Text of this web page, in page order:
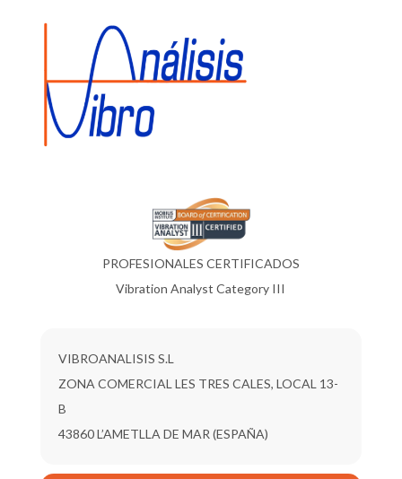
PROFESIONALES CERTIFICADOS
Vibration Analyst Category III
VIBROANALISIS S.L
ZONA COMERCIAL LES TRES CALES, LOCAL 13-
B
43860 L’AMETLLA DE MAR (ESPAÑA)